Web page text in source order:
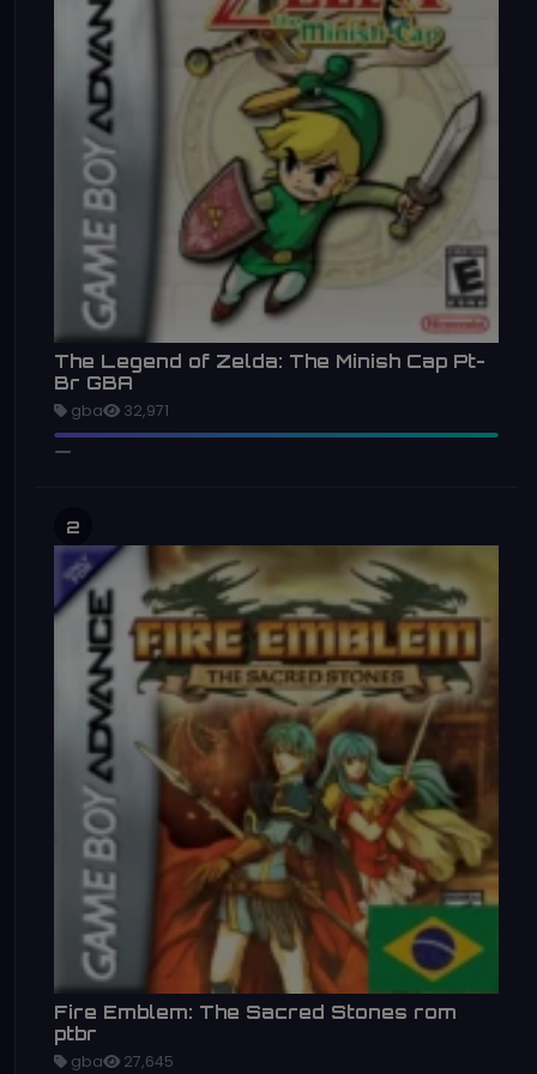
The Legend of Zelda: The Minish Cap Pt-
Br GBA
gba 32,971
2
Fire Emblem: The Sacred Stones rom
ptbr
gba 27,645